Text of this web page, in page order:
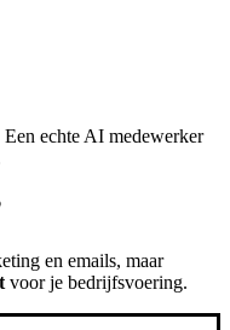
echte AI medewerker
en emails, maar
voor je bedrijfsvoering.